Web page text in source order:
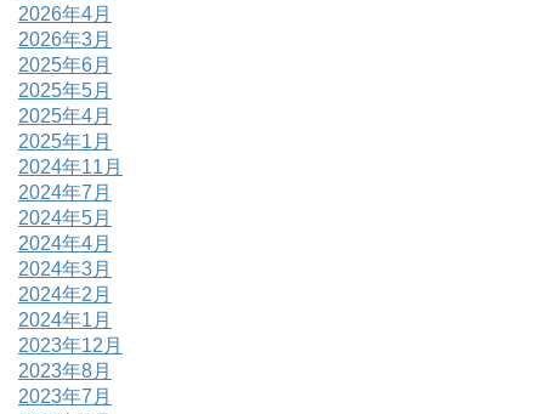
2026年4月
2026年3月
2025年6月
2025年5月
2025年4月
2025年1月
2024年11月
2024年7月
2024年5月
2024年4月
2024年3月
2024年2月
2024年1月
2023年12月
2023年8月
2023年7月